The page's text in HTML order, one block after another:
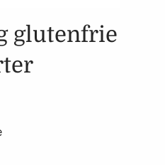
glutenfrie